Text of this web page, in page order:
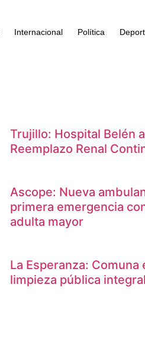
Internacional Política
Trujillo: Hospital Belén
Reemplazo Renal
Ascope: Nueva
primera emergencia
adulta mayor
La Esperanza:
limpieza pública